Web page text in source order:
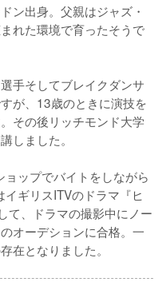
ン出身。父親はジャズ・
れた環境で育ったそうで
手そしてブレイクダンサ
が、13歳のときに演技を
その後リッチモンド大学
しました。
ップでバイトをしながら
ギリスITVのドラマ『ヒ
て、ドラマの撮影中にノー
オーデションに合格。一
在となりました。